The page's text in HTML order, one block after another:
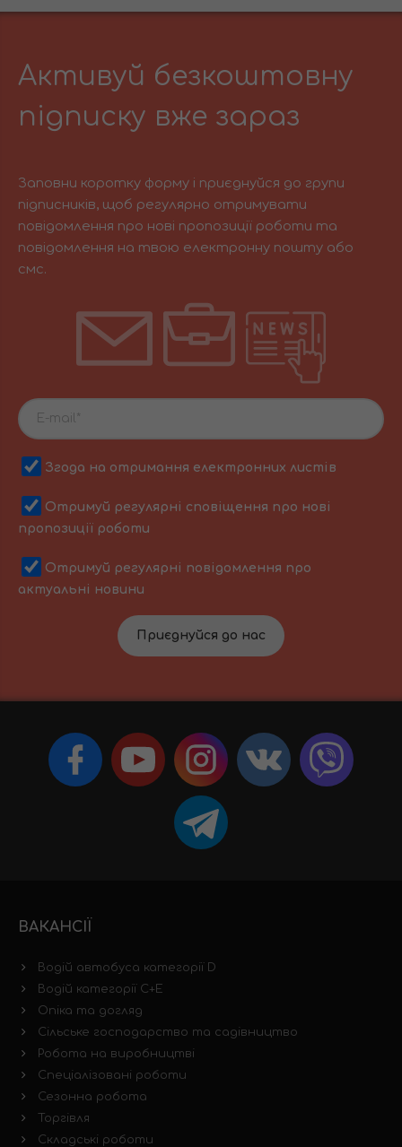
Активуй безкоштовну
підписку вже зараз
Заповни коротку форму і приєднуйся до групи
підписників, щоб регулярно отримувати
повідомлення про нові пропозиції роботи та
повідомлення на твою електронну пошту або
смс.
Згода на отримання електронних листів
Отримуй регулярні сповіщення про нові
пропозиції роботи
Отримуй регулярні повідомлення про
актуальні новини
Приєднуйся до нас
ВАКАНСІЇ
Водій автобуса категорії D
Водій категорії C+E
Опіка та догляд
Сільське господарство та садівництво
Робота на виробництві
Спеціалізовані роботи
Сезонна робота
Торгівля
Складські роботи